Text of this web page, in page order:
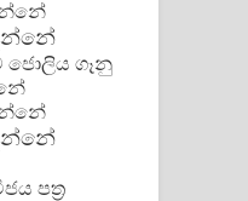
ජොලිය ගෑනු
පත්‍ර